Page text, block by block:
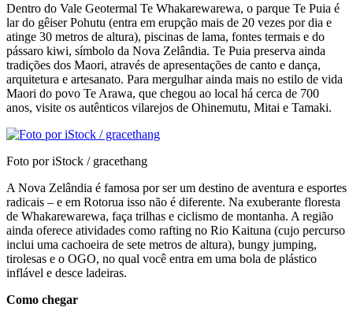
Dentro do Vale Geotermal Te Whakarewarewa, o parque Te Puia é
lar do gêiser Pohutu (entra em erupção mais de 20 vezes por dia e
atinge 30 metros de altura), piscinas de lama, fontes termais e do
pássaro kiwi, símbolo da Nova Zelândia. Te Puia preserva ainda
tradições dos Maori, através de apresentações de canto e dança,
arquitetura e artesanato. Para mergulhar ainda mais no estilo de vida
Maori do povo Te Arawa, que chegou ao local há cerca de 700
anos, visite os autênticos vilarejos de Ohinemutu, Mitai e Tamaki.
Foto por iStock / gracethang
A Nova Zelândia é famosa por ser um destino de aventura e esportes
radicais – e em Rotorua isso não é diferente. Na exuberante floresta
de Whakarewarewa, faça trilhas e ciclismo de montanha. A região
ainda oferece atividades como rafting no Rio Kaituna (cujo percurso
inclui uma cachoeira de sete metros de altura), bungy jumping,
tirolesas e o OGO, no qual você entra em uma bola de plástico
inflável e desce ladeiras.
Como chegar